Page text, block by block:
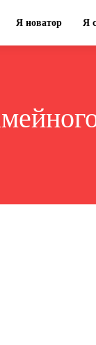
Я новатор Я